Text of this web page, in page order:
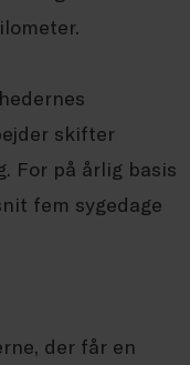
skifter
For på årlig basis
fem sygedage
der får en